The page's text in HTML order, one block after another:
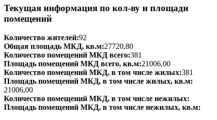
Текущая информация по кол-ву и площади
помещений
Количество жителей:92
Общая площадь МКД, кв.м:27720,80
Количество помещений МКД всего:381
Площадь помещений МКД всего, кв.м:21006,00
Количество помещений МКД, в том числе жилых:381
Площадь помещений МКД, в том числе жилых, кв.м:
21006,00
Количество помещений МКД, в том числе нежилых:
Площадь помещений МКД, в том числе нежилых, кв.м: